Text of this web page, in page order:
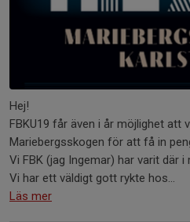
Hej!
FBKU19 får även i år möjlighet att
Mariebergsskogen för att få in
Vi FBK (jag Ingemar) har varit där
Vi har ett väldigt gott rykte hos...
Läs mer